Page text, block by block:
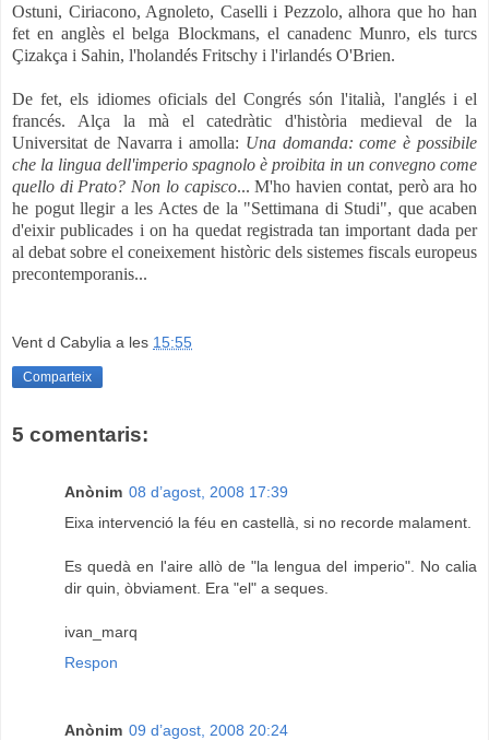
Ostuni, Ciriacono, Agnoleto, Caselli i Pezzolo, alhora que ho han
fet en anglès el belga Blockmans, el canadenc Munro, els turcs
Çizakça i Sahin, l'holandés Fritschy i l'irlandés O'Brien.
De fet, els idiomes oficials del Congrés són l'italià, l'anglés i el
francés. Alça la mà el catedràtic d'història medieval de la
Universitat de Navarra i amolla: Una domanda: come è possibile
che la lingua dell'imperio spagnolo è proibita in un convegno come
quello di Prato? Non lo capisco... M'ho havien contat, però ara ho
he pogut llegir a les Actes de la "Settimana di Studi", que acaben
d'eixir publicades i on ha quedat registrada tan important dada per
al debat sobre el coneixement històric dels sistemes fiscals europeus
precontemporanis...
Vent d Cabylia a les 15:55
Comparteix
5 comentaris:
Anònim 08 d’agost, 2008 17:39
Eixa intervenció la féu en castellà, si no recorde malament.
Es quedà en l'aire allò de "la lengua del imperio". No calia
dir quin, òbviament. Era "el" a seques.
ivan_marq
Respon
Anònim 09 d’agost, 2008 20:24